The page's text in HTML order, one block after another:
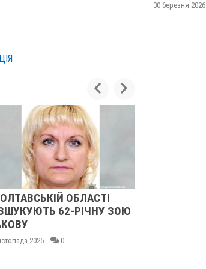
ОБЛАСТІ
62-РІЧНУ ЗОЮ
2025 0
30 березня 2026